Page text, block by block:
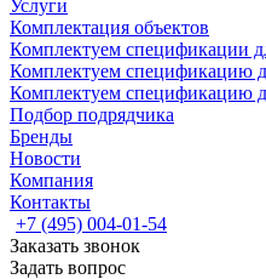
Услуги
Комплектация объектов
Комплектуем спецификации
Комплектуем спецификацию
Комплектуем спецификацию
Подбор подрядчика
Бренды
Новости
Компания
Контакты
+7 (495) 004-01-54
Заказать звонок
Задать вопрос